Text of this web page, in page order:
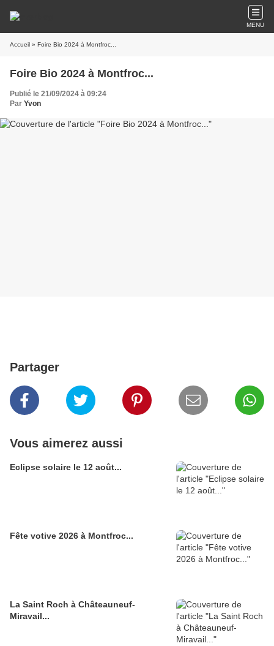
MENU
Accueil » Foire Bio 2024 à Montfroc...
Foire Bio 2024 à Montfroc...
Publié le 21/09/2024 à 09:24
Par Yvon
Partager
Vous aimerez aussi
Eclipse solaire le 12 août...
Fête votive 2026 à Montfroc...
La Saint Roch à Châteauneuf-
Miravail...